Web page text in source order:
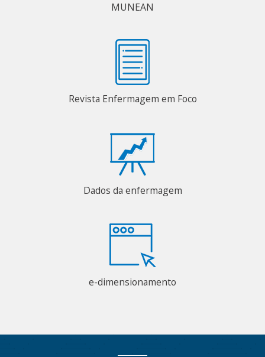
MUNEAN
Revista Enfermagem em Foco
Dados da enfermagem
e-dimensionamento